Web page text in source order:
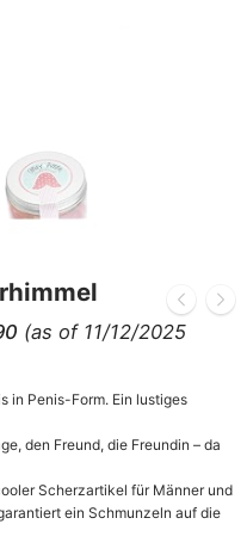
Aktueller
€7,90.
(as of 11/12/2025
in Penis-Form. Ein lustiges
den Freund, die Freundin – da
Scherzartikel für Männer und
ein Schmunzeln auf die